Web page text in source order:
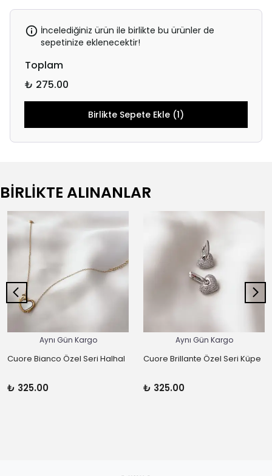
İncelediğiniz ürün ile birlikte bu ürünler de
sepetinize eklenecektir!
Toplam
₺ 275.00
Birlikte Sepete Ekle (1)
BİRLİKTE ALINANLAR
Aynı Gün Kargo
Cuore Bianco Özel Seri Halhal
₺ 325.00
Aynı Gün Kargo
Cuore Brillante Özel Seri Küpe
₺ 325.00